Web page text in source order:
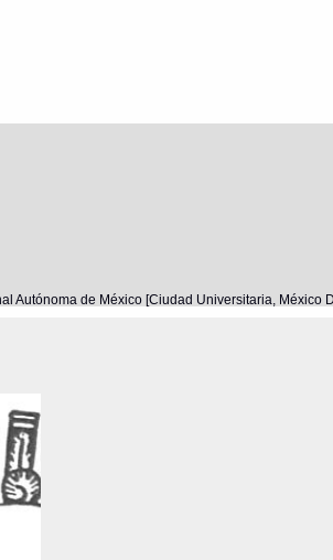
Autónoma de México [Ciudad Universitaria, México